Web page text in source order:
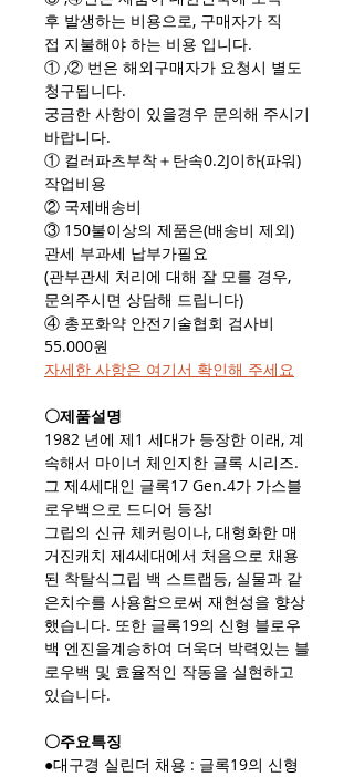
후 발생하는 비용으로, 구매자가 직
접 지불해야 하는 비용 입니다.
① ,② 번은 해외구매자가 요청시 별도
청구됩니다.
궁금한 사항이 있을경우 문의해 주시기
바랍니다.
① 컬러파츠부착＋탄속0.2J이하(파워)
작업비용
② 국제배송비
③ 150불이상의 제품은(배송비 제외)
관세 부과세 납부가필요
(관부관세 처리에 대해 잘 모를 경우,
문의주시면 상담해 드립니다)
④ 총포화약 안전기술협회 검사비
55.000원
자세한 사항은 여기서 확인해 주세요​
〇제품설명
1982 년에 제1 세대가 등장한 이래, 계
속해서 마이너 체인지한 글록 시리즈.
그 제4세대인 글록17 Gen.4가 가스블
로우백으로 드디어 등장!
그립의 신규 체커링이나, 대형화한 매
거진캐치 제4세대에서 처음으로 채용
된 착탈식그립 백 스트랩등, 실물과 같
은치수를 사용함으로써 재현성을 향상
했습니다. 또한 글록19의 신형 블로우
백 엔진을계승하여 더욱더 박력있는 블
로우백 및 효율적인 작동을 실현하고
있습니다.
〇주요특징
●대구경 실린더 채용 : 글록19의 신형